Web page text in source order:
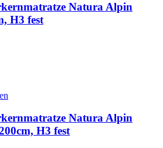
Natura Alpin
H3 fest
Natura Alpin
H3 fest